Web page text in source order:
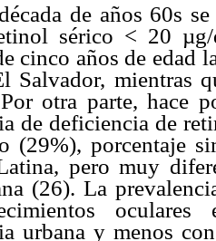
de años 60s
sérico < 20
cinco años de edad
Salvador, mientras
otra parte, hace
de deficiencia de
(29%), porcentaje
pero muy
(26). La
urbana y menos